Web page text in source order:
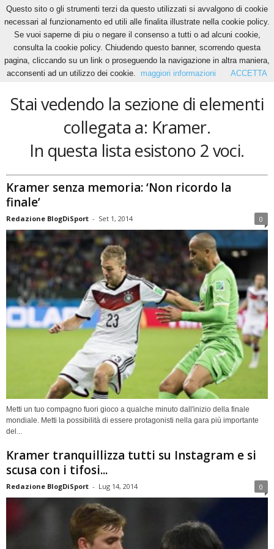
Home Tags Kramer
Kramer
Stai vedendo la sezione di elementi
collegata a: Kramer.
In questa lista esistono 2 voci.
Kramer senza memoria: ‘Non ricordo la
finale’
Redazione BlogDiSport - Set 1, 2014 0
Metti un tuo compagno fuori gioco a qualche minuto dall'inizio della finale
mondiale. Metti la possibilità di essere protagonisti nella gara più importante
del...
Kramer tranquillizza tutti su Instagram e si
scusa con i tifosi...
Redazione BlogDiSport - Lug 14, 2014 0
Questo sito o gli strumenti terzi da questo utilizzati si avvalgono di cookie
necessari al funzionamento ed utili alle finalita illustrate nella cookie policy.
Se vuoi saperne di piu o negare il consenso a tutti o ad alcuni cookie,
consulta la cookie policy. Chiudendo questo banner, scorrendo questa
pagina, cliccando su un link o proseguendo la navigazione in altra maniera,
acconsenti ad un utilizzo dei cookie.
maggiori informazioni ACCETTA